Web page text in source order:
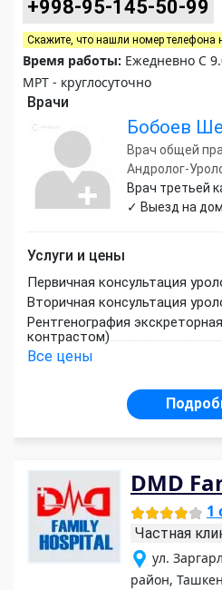
+998-95-145-50-99
Скажите, что нашли номер телефона
Время работы: Ежедневно С
МРТ - круглосуточно
Врачи
Бобоев
Врач общей
Андролог-
Врач третьей
✓ Выезд на дом
Услуги и цены
Первичная консультация
Вторичная консультация
Рентгенография
контрастом)
Все цены
DMD
1
Частная
ул.
район,